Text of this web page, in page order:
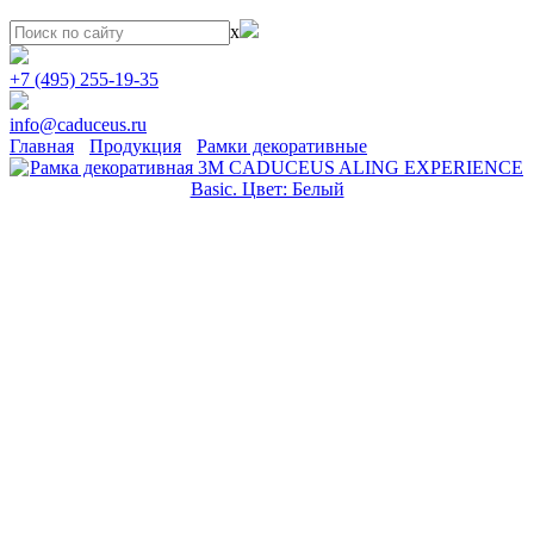
x
+7 (495) 255-19-35
info@caduceus.ru
Главная
Продукция Рамки декоративные